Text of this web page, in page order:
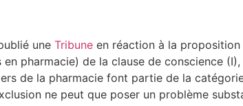
une Tribune en réaction à la proposition
pharmacie) de la clause de conscience
de la pharmacie font partie de la
ne peut que poser un problème